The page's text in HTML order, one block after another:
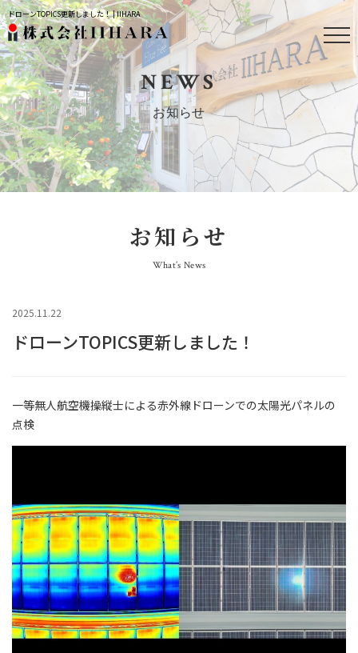
ドローンTOPICS更新しました！ | IIHARA
NEWS
お知らせ
お知らせ
What’s News
2025.11.22
ドローンTOPICS更新しました！
一等無人航空機操縦士による赤外線ドローンでの太陽光パネルの
点検